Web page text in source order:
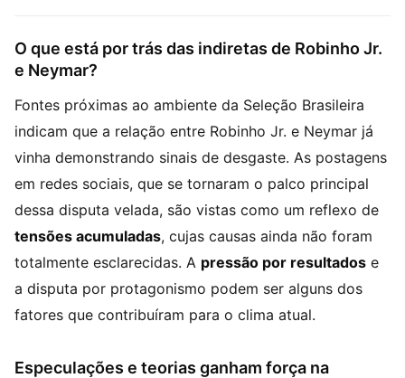
O que está por trás das indiretas de Robinho Jr.
e Neymar?
Fontes próximas ao ambiente da Seleção Brasileira
indicam que a relação entre Robinho Jr. e Neymar já
vinha demonstrando sinais de desgaste. As postagens
em redes sociais, que se tornaram o palco principal
dessa disputa velada, são vistas como um reflexo de
tensões acumuladas, cujas causas ainda não foram
totalmente esclarecidas. A pressão por resultados e
a disputa por protagonismo podem ser alguns dos
fatores que contribuíram para o clima atual.
Especulações e teorias ganham força na